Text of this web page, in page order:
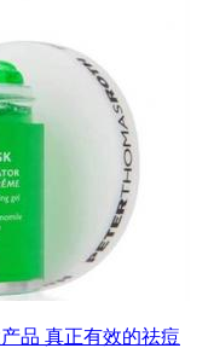
品 真正有效的祛痘